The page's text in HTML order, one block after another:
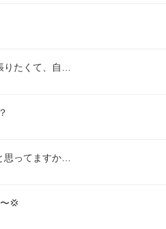
りたくて、自…
思ってますか…
💢